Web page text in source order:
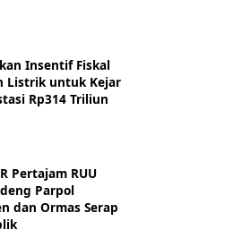
Insentif Fiskal
Listrik untuk Kejar
Rp314 Triliun
Pertajam RUU
Parpol
dan Ormas Serap